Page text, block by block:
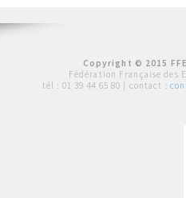
Copyright © 2015
Fédération Française des
tél : 01 39 44 65 80 | contact :